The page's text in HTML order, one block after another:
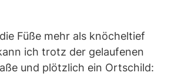
Füße mehr als knöcheltief
ich trotz der gelaufenen
und plötzlich ein Ortschild: